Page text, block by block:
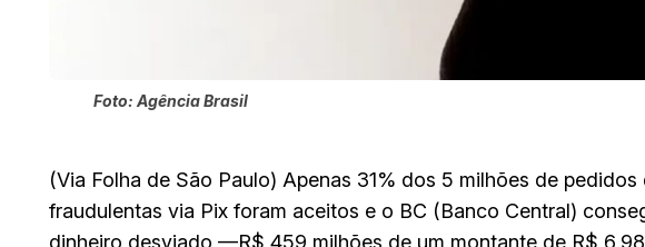
Foto: Agência Brasil
(Via Folha de São Paulo) Apenas 31% dos 5 milhões de
fraudulentas via Pix foram aceitos e o BC (Banco Central)
dinheiro desviado —R$ 459 milhões de um montante de R$